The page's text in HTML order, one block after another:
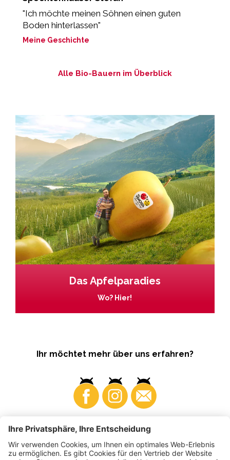
"Ich möchte meinen Söhnen einen guten
Boden hinterlassen"
Meine Geschichte
Alle Bio-Bauern im Überblick
Das Apfelparadies
Wo? Hier!
Ihr möchtet mehr über uns erfahren?
Business Produzenten